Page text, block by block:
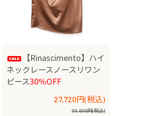
【Rinascimento】ハイ
ネックレースノースリワン
ピース30％OFF
27,720円(税込)
39,600円(税込)